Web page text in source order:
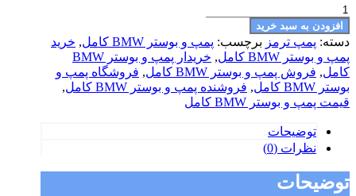
پمپ
بوستر
BMW
کامل
عدد
افزودن به سبد خرید
دسته: پمپ ترمز برچسب: پمپ و بوستر BMW کامل , خرید
پمپ و بوستر BMW کامل
,
خریدار پمپ و بوستر BMW
کامل, فروش پمپ و بوستر BMW کامل , فروشگاه پمپ و
بوستر BMW کامل
, فروشنده پمپ و بوستر BMW کامل
,
قیمت پمپ و بوستر BMW کامل
توضیحات
نظرات (0)
توضیحات